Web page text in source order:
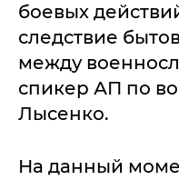
боевых
следствие
между
спикер АП по
Лысенко.
На данный